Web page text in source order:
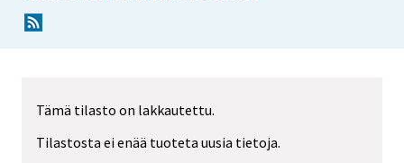
Tämä tilasto on lakkautettu.
Tilastosta ei enää tuoteta uusia tietoja.